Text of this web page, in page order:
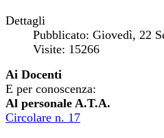
Dettagli
Pubblicato: Giovedì, 22
Visite: 15266
Ai Docenti
E per conoscenza:
Al personale A.T.A.
Circolare n. 17